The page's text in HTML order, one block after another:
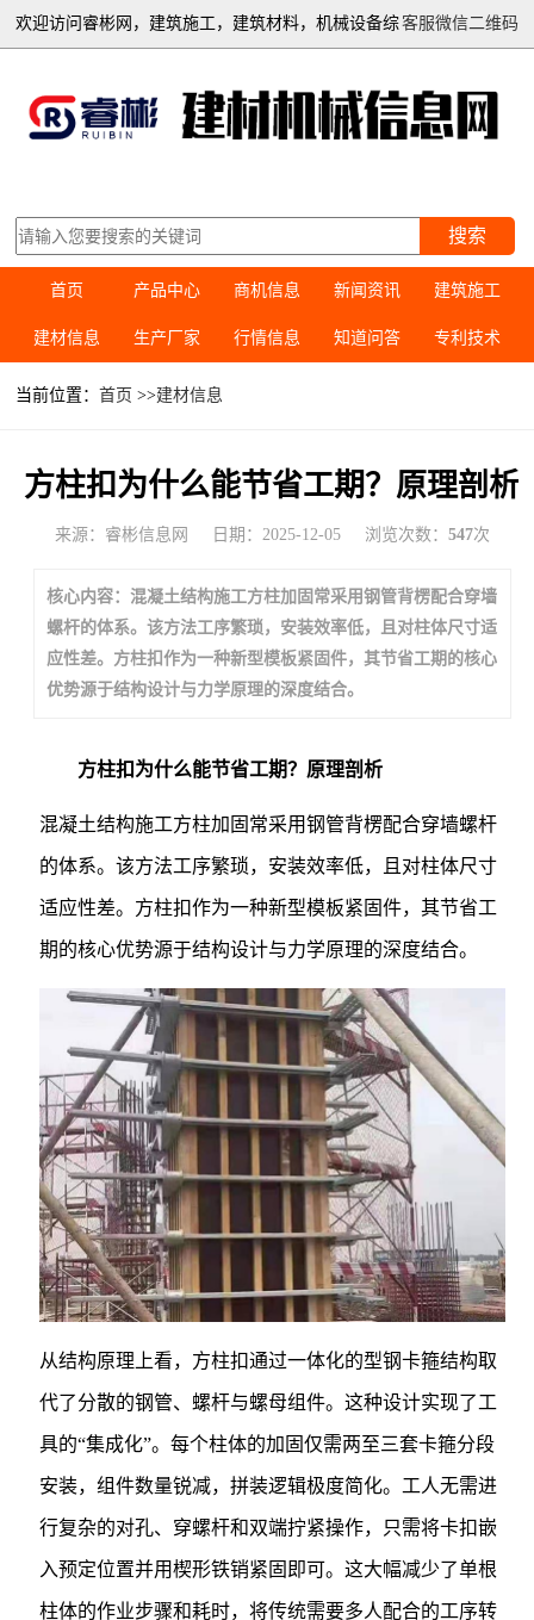
客服微信二维码
欢迎访问睿彬网，建筑施工，建筑材料，机械设备综
搜索
首页 产品中心 商机信息 新闻资讯 建筑施工
建材信息 生产厂家 行情信息 知道问答 专利技术
当前位置：首页 >>建材信息
方柱扣为什么能节省工期？原理剖析
来源：睿彬信息网 日期：2025-12-05 浏览次数： 547次
核心内容：混凝土结构施工方柱加固常采用钢管背楞配合穿墙
螺杆的体系。该方法工序繁琐，安装效率低，且对柱体尺寸适
应性差。方柱扣作为一种新型模板紧固件，其节省工期的核心
优势源于结构设计与力学原理的深度结合。
方柱扣为什么能节省工期？原理剖析
混凝土结构施工方柱加固常采用钢管背楞配合穿墙螺杆
的体系。该方法工序繁琐，安装效率低，且对柱体尺寸
适应性差。方柱扣作为一种新型模板紧固件，其节省工
期的核心优势源于结构设计与力学原理的深度结合。
从结构原理上看，方柱扣通过一体化的型钢卡箍结构取
代了分散的钢管、螺杆与螺母组件。这种设计实现了工
具的“集成化”。每个柱体的加固仅需两至三套卡箍分段
安装，组件数量锐减，拼装逻辑极度简化。工人无需进
行复杂的对孔、穿螺杆和双端拧紧操作，只需将卡扣嵌
入预定位置并用楔形铁销紧固即可。这大幅减少了单根
柱体的作业步骤和耗时，将传统需要多人配合的工序转